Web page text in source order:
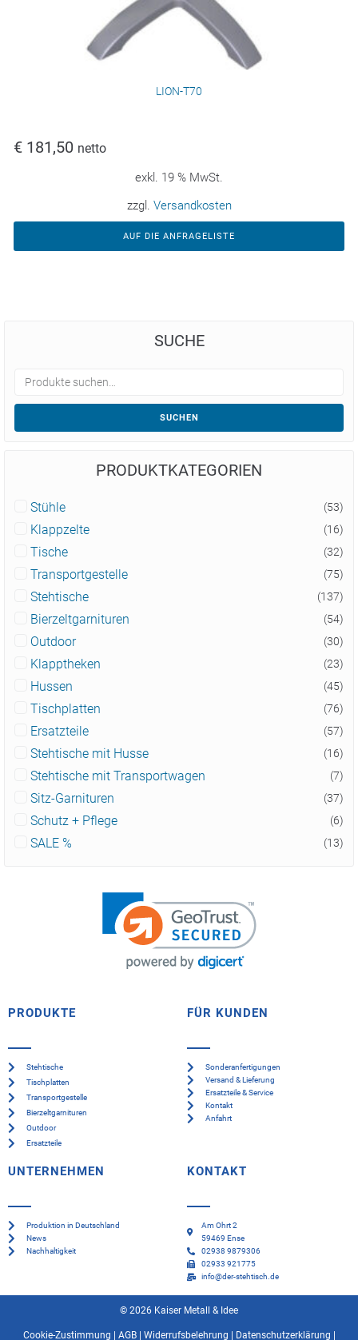
LION-T70
€ 181,50 netto
exkl. 19 % MwSt.
zzgl. Versandkosten
AUF DIE ANFRAGELISTE
SUCHE
SUCHEN
PRODUKTKATEGORIEN
Stühle (53)
Klappzelte (16)
Tische (32)
Transportgestelle (75)
Stehtische (137)
Bierzeltgarnituren (54)
Outdoor (30)
Klapptheken (23)
Hussen (45)
Tischplatten (76)
Ersatzteile (57)
Stehtische mit Husse (16)
Stehtische mit Transportwagen (7)
Sitz-Garnituren (37)
Schutz + Pflege (6)
SALE % (13)
PRODUKTE
Stehtische
Tischplatten
Transportgestelle
Bierzeltgarnituren
Outdoor
Ersatzteile
FÜR KUNDEN
Sonderanfertigungen
Versand & Lieferung
Ersatzteile & Service
Kontakt
Anfahrt
UNTERNEHMEN
Produktion in Deutschland
News
Nachhaltigkeit
KONTAKT
Am Ohrt 2
59469 Ense
02938 9879306
02933 921775
info@der-stehtisch.de
© 2026 Kaiser Metall & Idee
Cookie-Zustimmung AGB| Widerrufsbelehrung Datenschutzerklärung